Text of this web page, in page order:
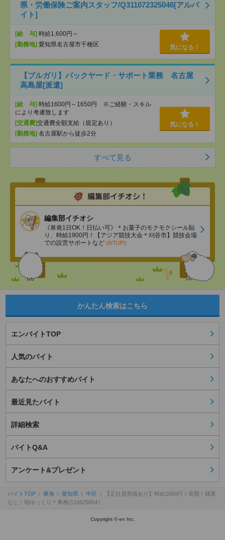
県・労働保険ご案内スタッフ/Q311072325046[アルバ
イト]
[給 与] 時給1,600円～
[勤務地] 愛知県名古屋市千種区 気になる！
【ブルガリ】バックヤード・サポート業務 名古屋
高島屋[派遣]
[給 与] 時給1600円～1650円 ※ご経験・スキル
により考慮致します
[交通費]交通費全額支給（規定あり）
[勤務地] 名古屋駅から徒歩2分
気になる！
すべて見る
編集部イチオシ
《単発1日OK！日払い可》＊お菓子のモクモクシール貼
り、時給1900円！【アジア競技大会＊刈谷市】競技会場
での設営サポートなど (8/7UP!)
かんたん検索はこちら
エンバイトTOP
人気のバイト
あなたへのおすすめバイト
最近見たバイト
詳細検索
バイトQ&A
アンケート&プレゼント
バイトTOP 東海 愛知県 中区
【正社員実績あり】時給1650円！長期！残業
なし！朝ゆっくり＊事務(110625854）
Copyright © en Inc.